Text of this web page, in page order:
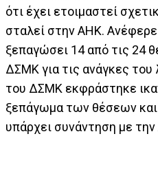
ότι έχει ετοιμαστεί
σταλεί στην ΑΗΚ.
ξεπαγώσει 14 από τις 24
ΔΣΜΚ για τις ανάγκες του
του ΔΣΜΚ εκφράστηκε
ξεπάγωμα των θέσεων
υπάρχει συνάντηση με